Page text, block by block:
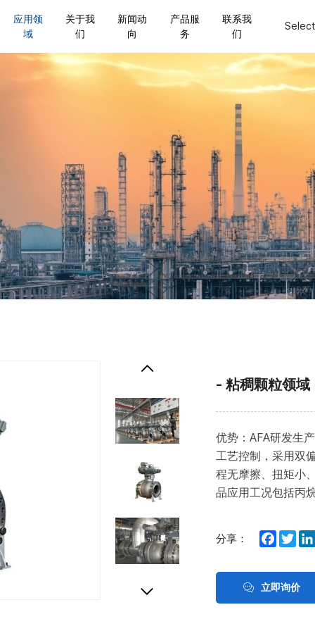
应用领
域
关于我
们
新闻动
向
产品服
务
联系我
们
粘稠颗粒领域
优势：AFA研发生
工艺控制，采用双
程无摩擦、扭矩小
品应用工况包括丙
分享：
立即询价